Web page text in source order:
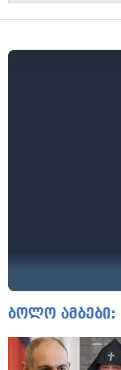
ბოლო ამბები: